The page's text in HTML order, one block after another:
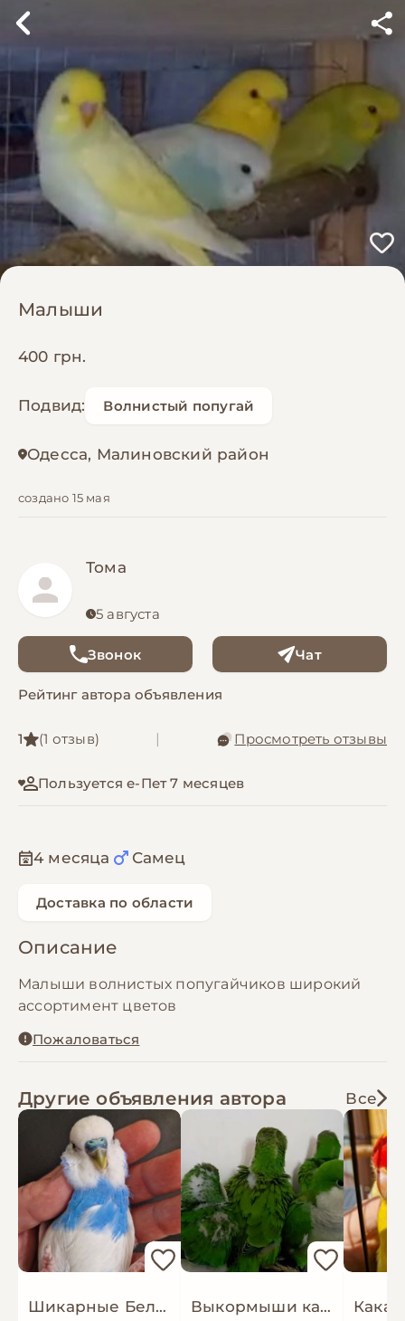
Малыши
400 грн.
Подвид: Волнистый попугай
Одесса, Малиновский район
создано 15 мая
Тома
5 августа
Звонок Чат
Рейтинг автора объявления
1 (1 отзыв) Просмотреть отзывы
Пользуется е-Пет 7 месяцев
4 месяца Самец
Доставка по области
Описание
Малыши волнистых попугайчиков широкий
ассортимент цветов
Пожаловаться
Другие объявления автора Все
Шикарные Бело -голубые попугайчи Выкормыши калита- монаха